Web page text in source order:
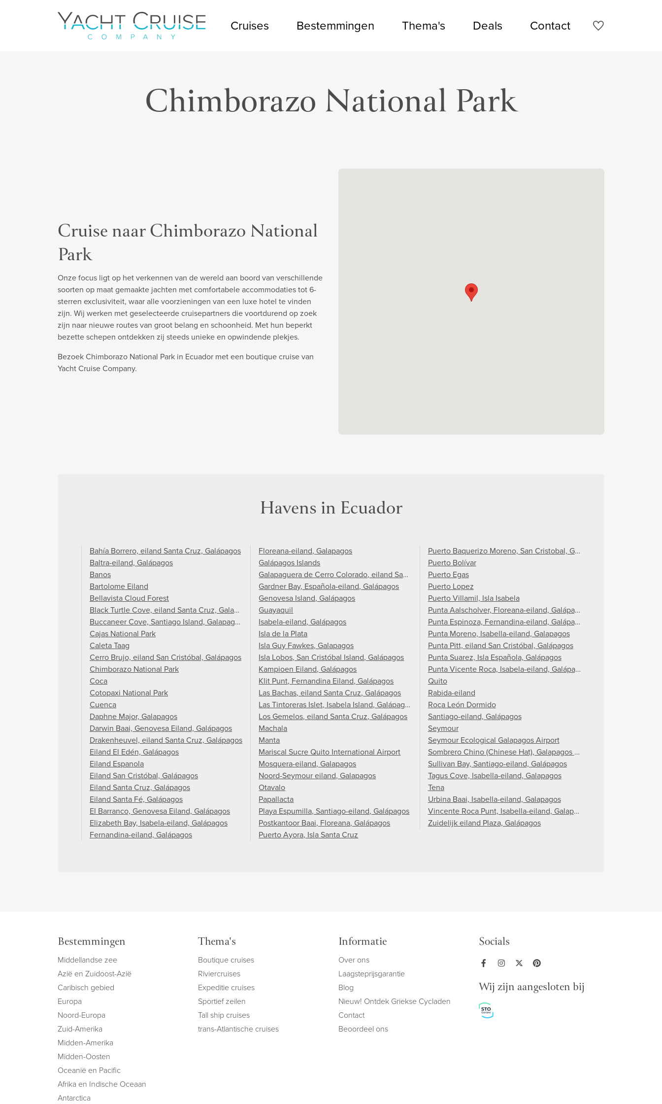
Navigation Cruises Bestemmingen Thema's Deals Contact
Chimborazo National Park
Cruise naar Chimborazo National
Park
Onze focus ligt op het verkennen van de wereld aan boord van verschillende
soorten op maat gemaakte jachten met comfortabele accommodaties tot 6-
sterren exclusiviteit, waar alle voorzieningen van een luxe hotel te vinden
zijn. Wij werken met geselecteerde cruisepartners die voortdurend op zoek
zijn naar nieuwe routes van groot belang en schoonheid. Met hun beperkt
bezette schepen ontdekken zij steeds unieke en opwindende plekjes.
Bezoek Chimborazo National Park in Ecuador met een boutique cruise van
Yacht Cruise Company.
Havens in Ecuador
Bahía Borrero, eiland Santa Cruz, Galápagos
Baltra-eiland, Galápagos
Banos
Bartolome Eiland
Bellavista Cloud Forest
Black Turtle Cove, eiland Santa Cruz, Galapagos
Buccaneer Cove, Santiago Island, Galapagos Islands
Cajas National Park
Caleta Taag
Cerro Brujo, eiland San Cristóbal, Galápagos
Chimborazo National Park
Coca
Cotopaxi National Park
Cuenca
Daphne Major, Galapagos
Darwin Baai, Genovesa Eiland, Galápagos
Drakenheuvel, eiland Santa Cruz, Galápagos
Eiland El Edén, Galápagos
Eiland Espanola
Eiland San Cristóbal, Galápagos
Eiland Santa Cruz, Galápagos
Eiland Santa Fé, Galápagos
El Barranco, Genovesa Eiland, Galápagos
Elizabeth Bay, Isabela-eiland, Galápagos
Fernandina-eiland, Galápagos
Floreana-eiland, Galapagos
Galápagos Islands
Galapaguera de Cerro Colorado, eiland San Cristóbal, Galápagos
Gardner Bay, Española-eiland, Galápagos
Genovesa Island, Galápagos
Guayaquil
Isabela-eiland, Galápagos
Isla de la Plata
Isla Guy Fawkes, Galapagos
Isla Lobos, San Cristóbal Island, Galápagos
Kampioen Eiland, Galápagos
Klit Punt, Fernandina Eiland, Galápagos
Las Bachas, eiland Santa Cruz, Galápagos
Las Tintoreras Islet, Isabela Island, Galápagos
Los Gemelos, eiland Santa Cruz, Galápagos
Machala
Manta
Mariscal Sucre Quito International Airport
Mosquera-eiland, Galapagos
Noord-Seymour eiland, Galapagos
Otavalo
Papallacta
Playa Espumilla, Santiago-eiland, Galápagos
Postkantoor Baai, Floreana, Galápagos
Puerto Ayora, Isla Santa Cruz
Puerto Baquerizo Moreno, San Cristobal, Galapagos
Puerto Bolívar
Puerto Egas
Puerto Lopez
Puerto Villamil, Isla Isabela
Punta Aalscholver, Floreana-eiland, Galápagos
Punta Espinoza, Fernandina-eiland, Galápagos
Punta Moreno, Isabella-eiland, Galapagos
Punta Pitt, eiland San Cristóbal, Galápagos
Punta Suarez, Isla Española, Galápagos
Punta Vicente Roca, Isabela-eiland, Galápagos
Quito
Rabida-eiland
Roca León Dormido
Santiago-eiland, Galápagos
Seymour
Seymour Ecological Galapagos Airport
Sombrero Chino (Chinese Hat), Galapagos Islands
Sullivan Bay, Santiago-eiland, Galápagos
Tagus Cove, Isabella-eiland, Galapagos
Tena
Urbina Baai, Isabella-eiland, Galapagos
Vincente Roca Punt, Isabella-eiland, Galapagos
Zuidelijk eiland Plaza, Galápagos
Bestemmingen
Middellandse zee
Azië en Zuidoost-Azië
Caribisch gebied
Europa
Noord-Europa
Zuid-Amerika
Midden-Amerika
Midden-Oosten
Oceanië en Pacific
Afrika en Indische Oceaan
Antarctica
Thema's
Boutique cruises
Riviercruises
Expeditie cruises
Sportief zeilen
Tall ship cruises
trans-Atlantische cruises
Informatie
Over ons
Laagsteprijsgarantie
Blog
Nieuw! Ontdek Griekse Cycladen
Contact
Beoordeel ons
Socials
Wij zijn aangesloten bij